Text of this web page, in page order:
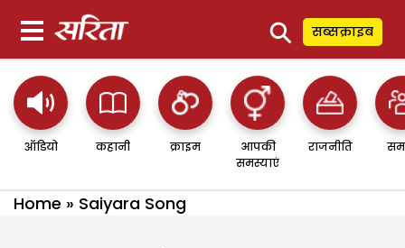
⚲ सब्सक्राइब
ऑडियो कहानी क्राइम
आपकी
समस्याएं
राजनीति
Home » Saiyara Song